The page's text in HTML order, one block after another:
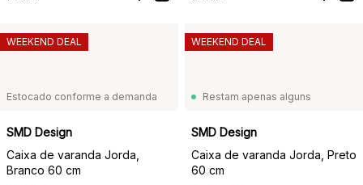
Estocado conforme a demanda
SMD Design
Caixa de varanda Jorda,
Branco 60 cm
WEEKEND DEAL
Restam apenas alguns
SMD Design
Caixa de varanda Jorda, Preto
60 cm
WEEKEND DEAL